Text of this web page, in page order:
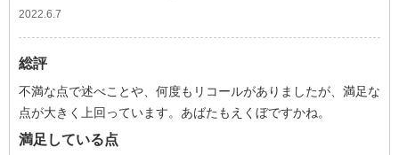
2022.6.7
総評
不満な点で述べことや、何度もリコールがありましたが、満足な
点が大きく上回っています。あばたもえくぼですかね。
満足している点